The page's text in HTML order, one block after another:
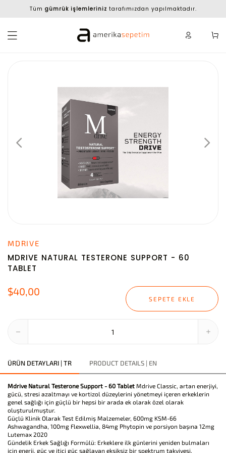
Tüm gümrük işlemleriniz tarafımızdan yapılmaktadır.
MDRIVE
MDRIVE NATURAL TESTERONE SUPPORT - 60
TABLET
$40,00
SEPETE EKLE
ÜRÜN DETAYLARI | TR PRODUCT DETAILS | EN
Mdrive Natural Testerone Support - 60 Tablet Mdrive Classic, artan enerjiyi,
gücü, stresi azaltmayı ve kortizol düzeylerini yönetmeyi içeren erkeklerin
genel sağlığı için güçlü bir hepsi bir arada ek olarak özel olarak
oluşturulmuştur.
Güçlü Klinik Olarak Test Edilmiş Malzemeler, 600mg KSM-66
Ashwagandha, 100mg Flexwellia, 84mg Phytopin ve porsiyon başına 12mg
Lutemax 2020
Gündelik Erkek Sağlığı Formülü: Erkeklere ilk günlerini yeniden bulmaları
için enerji, güç ve itici güç sağlayan eksiksiz bir spektrum takviyesi.